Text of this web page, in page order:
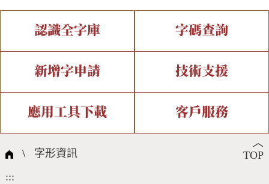
認識全字庫
全字庫介紹 全字庫現況
中文碼介紹 專有名詞介紹
國際字碼相關組織
字碼查詢
IDS查詢 部件查詢
複合查詢 注音查詢
筆畫查詢
新增字申請
新字申請處理流程
技術支援
字形即時顯示 造字解決方案
全字庫授權 轉碼Web Service
應用工具下載
個人電腦造字處理工具
客戶服務
問題集
︿
TOP
\ 字形資訊
:::